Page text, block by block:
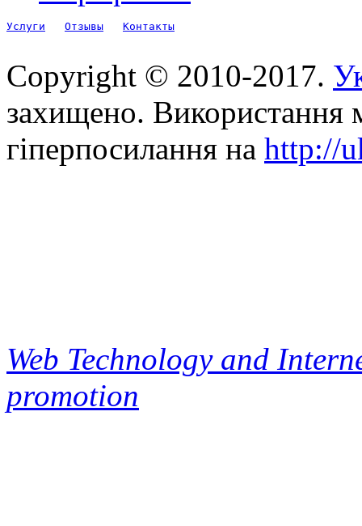
Услуги Отзывы Контакты
Copyright © 2010-2017.
захищено. Використання
гіперпосилання на http://
Web Technology and
promotion